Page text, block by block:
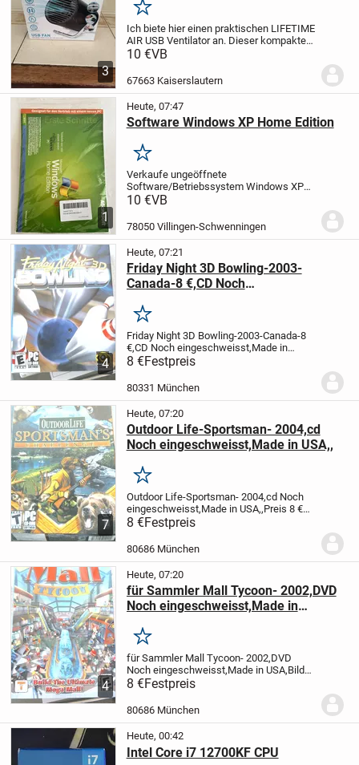
3
Merken
Ich biete hier einen praktischen LIFETIME
AIR USB Ventilator an. Dieser kompakte
Lüfter ist ideal für den Schreibtisch, im
schnelle Abkühlung benötigst. Er ist...
10 €VB
67663 Kaiserslautern
1
Heute, 07:47
Software Windows XP Home Edition
Merken
Verkaufe ungeöffnete
Software/Betriebssystem Windows XP
Home Edition, Abholung im Raum
Versand gegen entsprechende
Mehrkosten möglich
10 €VB
78050 Villingen-Schwenningen
4
Heute, 07:21
Friday Night 3D Bowling-2003-
Canada-8 €,CD Noch
Merken
Friday Night 3D Bowling-2003-Canada-8
€,CD Noch eingeschweisst,Made in
Canada,,Preis 8 € ,Umverpackung nicht
mehr so schön,siehe Fotos,8 € bei
Abholung München Laim,oder Versand
8 €Festpreis
80331 München
7
Heute, 07:20
Outdoor Life-Sportsman- 2004,cd
Noch eingeschweisst,Made in USA,,
Merken
Outdoor Life-Sportsman- 2004,cd Noch
eingeschweisst,Made in USA,,Preis 8 €
,Umverpackung nicht mehr so
schön,siehe Fotos,8 € bei Abholung
München Laim,oder Versand zzg. 6,19 €
8 €Festpreis
80686 München
4
Heute, 07:20
für Sammler Mall Tycoon- 2002,DVD
Noch eingeschweisst,Made in
Einkaufszentrum,
Merken
für Sammler Mall Tycoon- 2002,DVD
Noch eingeschweisst,Made in USA,Bilde
selbst das Ultimative
Einkaufszentrum,Noch paar andere
vorhanden-nicht benutzt und
,Umverpackung...
8 €Festpreis
80686 München
Heute, 00:42
Intel Core i7 12700KF CPU